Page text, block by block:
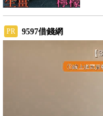
PR 9597借錢網